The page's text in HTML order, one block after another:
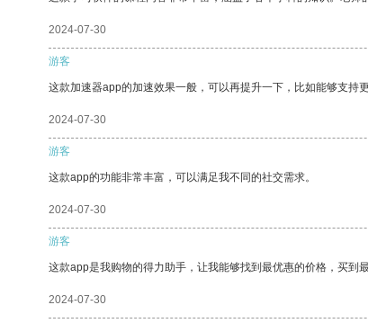
2024-07-30
游客
这款加速器app的加速效果一般，可以再提升一下，比如能够支持
2024-07-30
游客
这款app的功能非常丰富，可以满足我不同的社交需求。
2024-07-30
游客
这款app是我购物的得力助手，让我能够找到最优惠的价格，买到最
2024-07-30